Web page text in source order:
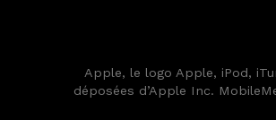
Apple, le logo Apple, iPod,
déposées d’Apple Inc.